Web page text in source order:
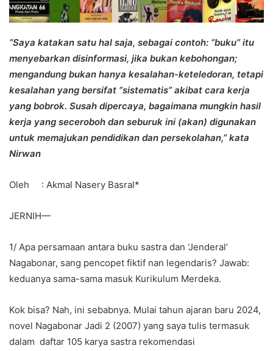
“Saya katakan satu hal saja, sebagai contoh: “buku” itu
menyebarkan disinformasi, jika bukan kebohongan;
mengandung bukan hanya kesalahan-keteledoran, tetapi
kesalahan yang bersifat “sistematis” akibat cara kerja
yang bobrok. Susah dipercaya, bagaimana mungkin hasil
kerja yang seceroboh dan seburuk ini (akan) digunakan
untuk memajukan pendidikan dan persekolahan,” kata
Nirwan
Oleh : Akmal Nasery Basral*
JERNIH—
1/ Apa persamaan antara buku sastra dan ‘Jenderal’
Nagabonar, sang pencopet fiktif nan legendaris? Jawab:
keduanya sama-sama masuk Kurikulum Merdeka.
Kok bisa? Nah, ini sebabnya. Mulai tahun ajaran baru 2024,
novel Nagabonar Jadi 2 (2007) yang saya tulis termasuk
dalam daftar 105 karya sastra rekomendasi